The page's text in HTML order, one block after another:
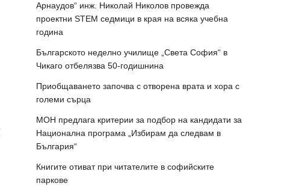
Арнаудов“ инж. Николай Николов провежда
проектни STEM седмици в края на всяка учебна
година
Българското неделно училище „Света София“ в
Чикаго отбелязва 50-годишнина
Приобщаването започва с отворена врата и хора с
големи сърца
МОН предлага критерии за подбор на кандидати за
Национална програма „Избирам да следвам в
България“
Книгите отиват при читателите в софийските
паркове